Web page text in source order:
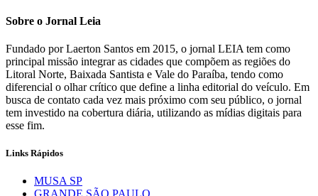
Sobre o Jornal Leia
Fundado por Laerton Santos em 2015, o jornal LEIA tem como
principal missão integrar as cidades que compõem as regiões do
Litoral Norte, Baixada Santista e Vale do Paraíba, tendo como
diferencial o olhar crítico que define a linha editorial do veículo. Em
busca de contato cada vez mais próximo com seu público, o jornal
tem investido na cobertura diária, utilizando as mídias digitais para
esse fim.
Links Rápidos
MUSA SP